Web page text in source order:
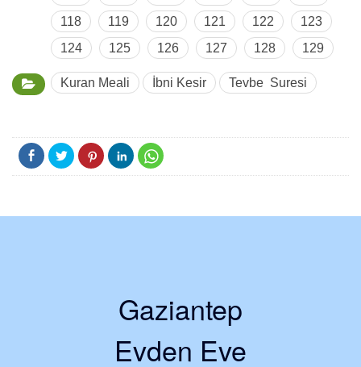
118
119 120 121 122
123
124
125 126 127 128 129
Kuran Meali İbni Kesir Tevbe Suresi
Gaziantep
Evden Eve